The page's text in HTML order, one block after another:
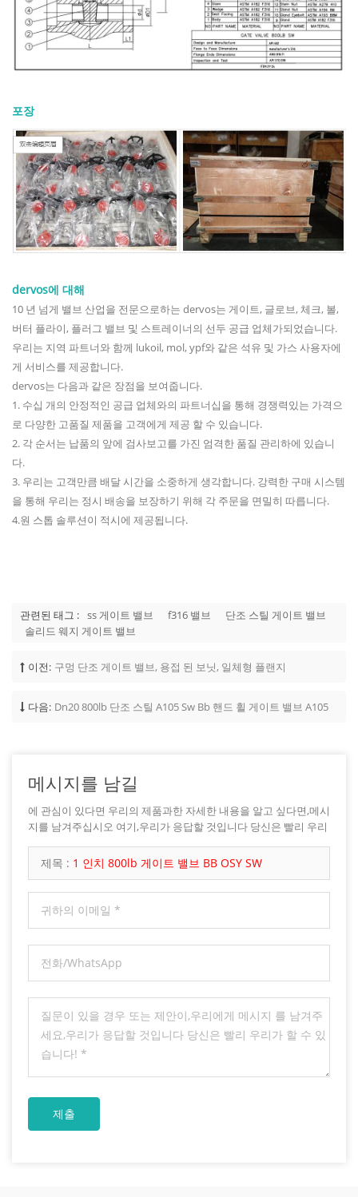
포장
dervos에 대해
10 년 넘게 밸브 산업을 전문으로하는 dervos는 게이트, 글로브, 체크, 볼,
버터 플라이, 플러그 밸브 및 스트레이너의 선두 공급 업체가되었습니다.
우리는 지역 파트너와 함께 lukoil, mol, ypf와 같은 석유 및 가스 사용자에
게 서비스를 제공합니다.
dervos는 다음과 같은 장점을 보여줍니다.
1. 수십 개의 안정적인 공급 업체와의 파트너십을 통해 경쟁력있는 가격으
로 다양한 고품질 제품을 고객에게 제공 할 수 있습니다.
2. 각 순서는 납품의 앞에 검사보고를 가진 엄격한 품질 관리하에 있습니
다.
3. 우리는 고객만큼 배달 시간을 소중하게 생각합니다. 강력한 구매 시스템
을 통해 우리는 정시 배송을 보장하기 위해 각 주문을 면밀히 따릅니다.
4.원 스톱 솔루션이 적시에 제공됩니다.
관련된 태그 : ss 게이트 밸브 f316 밸브
단조 스틸 게이트 밸브
솔리드 웨지 게이트 밸브
이전: 구멍 단조 게이트 밸브, 용접 된 보닛, 일체형 플랜지
다음: Dn20 800lb 단조 스틸 A105 Sw Bb 핸드 휠 게이트 밸브 A105
메시지를 남길
에 관심이 있다면 우리의 제품과한 자세한 내용을 알고 싶다면,메시
지를 남겨주십시오 여기,우리가 응답할 것입니다 당신은 빨리 우리
제목 : 1 인치 800lb 게이트 밸브 BB OSY SW